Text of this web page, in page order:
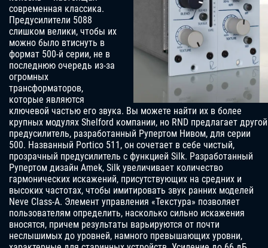
современная классика.
Предусилители 5088
слишком велики, чтобы их
можно было втиснуть в
формат 500-й серии, не в
последнюю очередь из-за
огромных
трансформаторов,
которые являются
ключевой частью его звука. Вы можете найти их в более
крупных модулях Shelford компании, но RND предлагает другой
предусилитель, разработанный Рупертом Нивом, для серии
500. Названный Portico 511, он сочетает в себе чистый,
прозрачный предусилитель с функцией Silk. Разработанный
Рупертом дизайн Amek, Silk увеличивает количество
гармонических искажений, присутствующих на средних и
высоких частотах, чтобы имитировать звук ранних моделей
Neve Class-A. Элемент управления «Текстура» позволяет
пользователям определить, насколько сильно искажения
вносятся, причем результаты варьируются от почти
неслышимых до уровней, намного превышающих уровни,